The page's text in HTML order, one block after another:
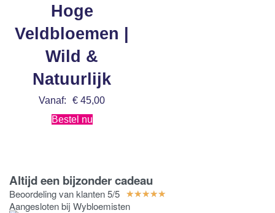
Hoge
Veldbloemen |
Wild &
Natuurlijk
Vanaf: € 45,00
Bestel nu
Altijd een bijzonder cadeau
Beoordeling van klanten 5/5 ★★★★★
Aangesloten bij Wybloemisten